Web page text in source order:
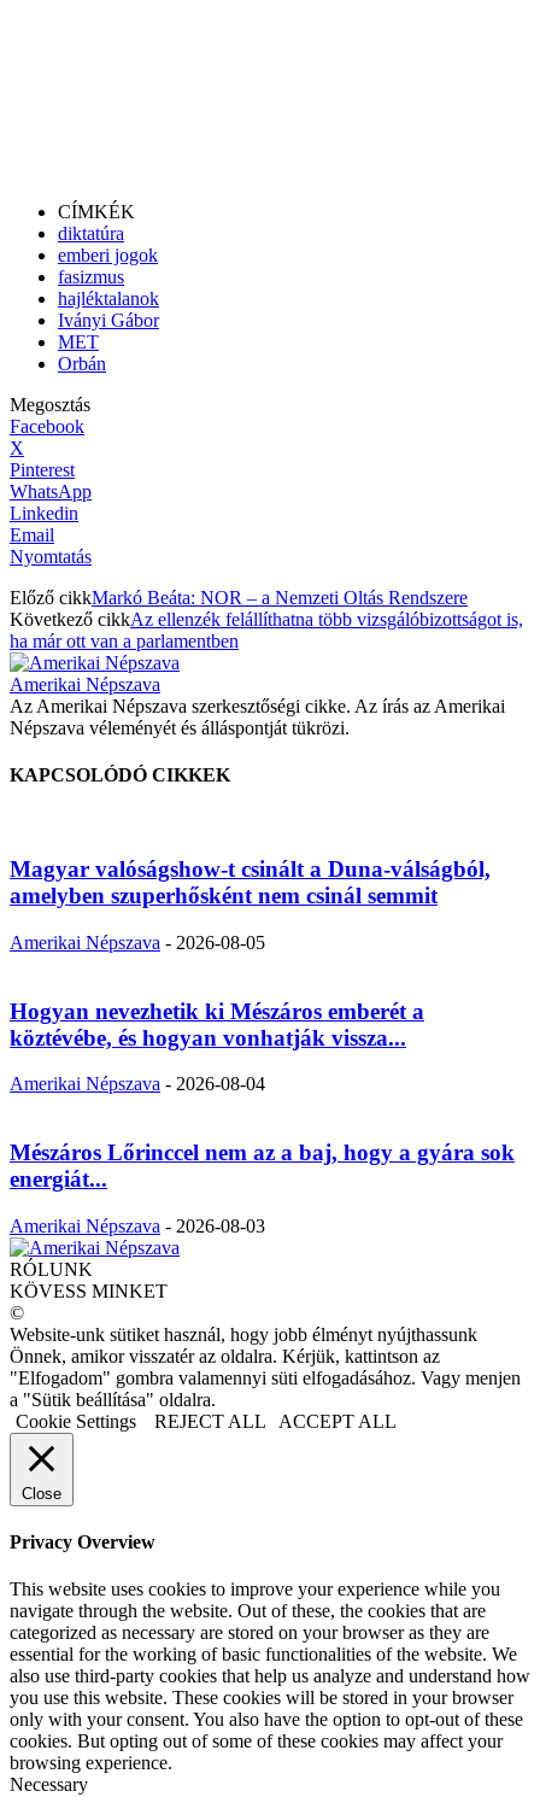
CÍMKÉK
diktatúra
emberi jogok
fasizmus
hajléktalanok
Iványi Gábor
MET
Orbán
Megosztás
Facebook
X
Pinterest
WhatsApp
Linkedin
Email
Nyomtatás
Előző cikkMarkó Beáta: NOR – a Nemzeti Oltás Rendszere
Következő cikkAz ellenzék felállíthatna több vizsgálóbizottságot is,
ha már ott van a parlamentben
Amerikai Népszava
Az Amerikai Népszava szerkesztőségi cikke. Az írás az Amerikai
Népszava véleményét és álláspontját tükrözi.
KAPCSOLÓDÓ CIKKEK
Magyar valóságshow-t csinált a Duna-válságból,
amelyben szuperhősként nem csinál semmit
Amerikai Népszava - 2026-08-05
Hogyan nevezhetik ki Mészáros emberét a
köztévébe, és hogyan vonhatják vissza...
Amerikai Népszava - 2026-08-04
Mészáros Lőrinccel nem az a baj, hogy a gyára sok
energiát...
Amerikai Népszava - 2026-08-03
RÓLUNK
KÖVESS MINKET
©
Website-unk sütiket használ, hogy jobb élményt nyújthassunk
Önnek, amikor visszatér az oldalra. Kérjük, kattintson az
"Elfogadom" gombra valamennyi süti elfogadásához. Vagy menjen
a "Sütik beállítása" oldalra.
Cookie Settings
REJECT ALL ACCEPT ALL
Close
Privacy Overview
This website uses cookies to improve your experience while you
navigate through the website. Out of these, the cookies that are
categorized as necessary are stored on your browser as they are
essential for the working of basic functionalities of the website. We
also use third-party cookies that help us analyze and understand how
you use this website. These cookies will be stored in your browser
only with your consent. You also have the option to opt-out of these
cookies. But opting out of some of these cookies may affect your
browsing experience.
Necessary